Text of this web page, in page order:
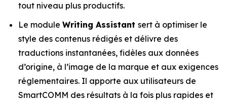
tout niveau plus productifs.
Le module Writing Assistant sert à optimiser le
style des contenus rédigés et délivre des
traductions instantanées, fidèles aux données
d’origine, à l’image de la marque et aux exigences
réglementaires. Il apporte aux utilisateurs de
SmartCOMM des résultats à la fois plus rapides et